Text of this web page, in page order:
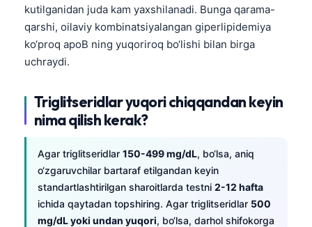
kutilganidan juda kam yaxshilanadi. Bunga qarama-
qarshi, oilaviy kombinatsiyalangan giperlipidemiya
ko‘proq apoB ning yuqoriroq bo‘lishi bilan birga
uchraydi.
Triglitseridlar yuqori chiqqandan keyin
nima qilish kerak?
Agar triglitseridlar 150-499 mg/dL, bo‘lsa, aniq
o‘zgaruvchilar bartaraf etilgandan keyin
standartlashtirilgan sharoitlarda testni 2-12 hafta
ichida qaytadan topshiring. Agar triglitseridlar 500
mg/dL yoki undan yuqori, bo‘lsa, darhol shifokorga
Dansk
Nederlands
हिन्दी
Հայերեն
Íslenska
Svenska
Bosanski
Azərbaycan dili